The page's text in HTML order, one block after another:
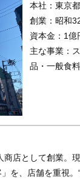
本社：東京
創業：昭和
資本金：1億
主な事業：
品・一般食
店として創業。
を、店舗を重視